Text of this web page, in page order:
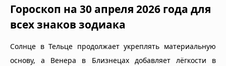
Гороскоп на 30 апреля 2026 года для
всех знаков зодиака
Солнце в Тельце продолжает укреплять материальную
основу, а Венера в Близнецах добавляет лёгкости в